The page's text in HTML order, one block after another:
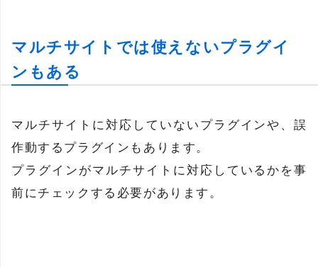
マルチサイトでは使えないプラグイ
ンもある
マルチサイトに対応していないプラグインや、誤
作動するプラグインもあります。
プラグインがマルチサイトに対応しているかを事
前にチェックする必要があります。